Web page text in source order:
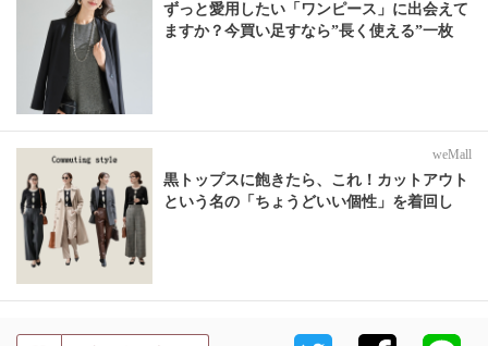
ずっと愛用したい「ワンピース」に出会えて
ますか？今買い足すなら”長く使える”一枚
weMall
黒トップスに飽きたら、これ！カットアウト
という名の「ちょうどいい個性」を着回し